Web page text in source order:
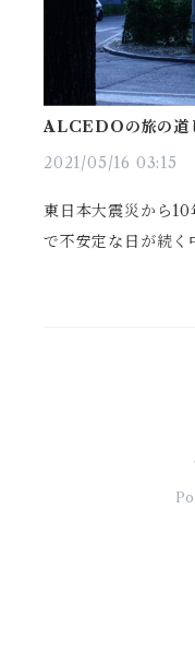
ALCEDOの旅の道
2021/05/16 03:15
東日本大震災から
で不安定な日が続
と強く思いました